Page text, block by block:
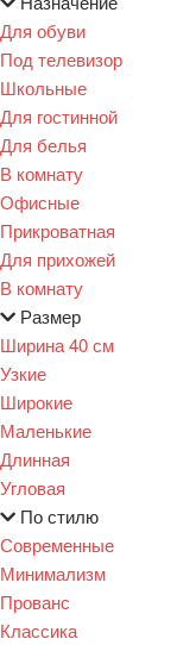
Для обуви
Под телевизор
Школьные
Для гостинной
Для белья
В комнату
Офисные
Прикроватная
Для прихожей
В комнату
Размер
Ширина 40 см
Узкие
Широкие
Маленькие
Длинная
Угловая
По стилю
Современные
Минимализм
Прованс
Классика